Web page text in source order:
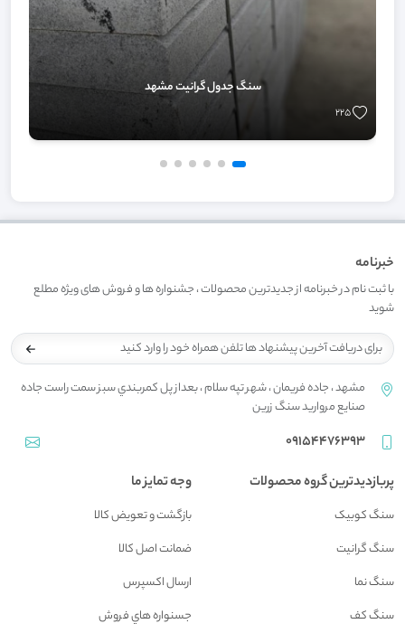
سنگ جدول گرانیت مشهد
225
خبرنامه
با ثبت نام در خبرنامه از جدیدترین محصولات ، جشنواره ها و فروش های ویژه مطلع
شوید
مشهد ، جاده فريمان ، شهر تپه سلام ، بعداز پل کمربندي سبز سمت راست جاده
صنايع مرواريد سنگ زرين
09154476393
پربازدیدترین گروه محصولات
سنگ کوبیک
سنگ گرانیت
سنگ نما
سنگ کف
وجه تمایز ما
بازگشت و تعويض کالا
ضمانت اصل کالا
ارسال اکسپرس
جسنواره هاي فروش